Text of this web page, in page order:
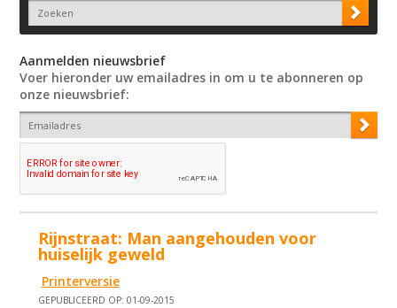
Aanmelden nieuwsbrief
Voer hieronder uw emailadres in om u te abonneren op
onze nieuwsbrief:
Rijnstraat: Man aangehouden voor
huiselijk geweld
Printerversie
GEPUBLICEERD OP: 01-09-2015